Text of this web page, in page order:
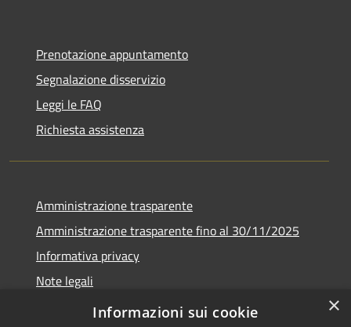
Prenotazione appuntamento
Segnalazione disservizio
Leggi le FAQ
Richiesta assistenza
Amministrazione trasparente
Amministrazione trasparente fino al 30/11/2025
Informativa privacy
Note legali
Dichiarazione di accessibilità
×
Informazioni sui cookie